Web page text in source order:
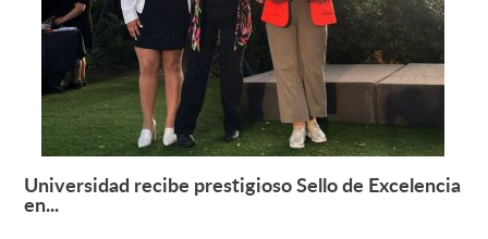
Leer más +
Universidad recibe prestigioso Sello de Excelencia
en...